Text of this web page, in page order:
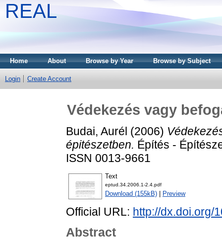
REAL
Home About Browse by Year Browse by Subject
Login Create Account
Védekezés vagy
Budai, Aurél (2006)
épitészetben. Építés -
ISSN 0013-9661
Text
eptud.34.2006.1-2.4.pdf
Download (155kB) Preview
Official URL: http://dx.doi.org/
Abstract